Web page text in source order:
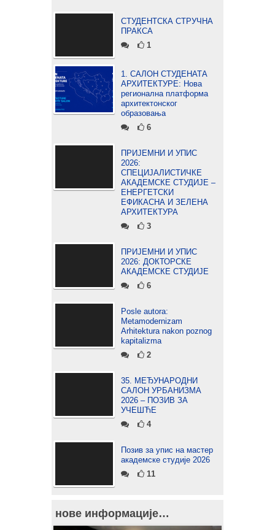
СТУДЕНТСКА СТРУЧНА
ПРАКСА
1
1. САЛОН СТУДЕНАТА
АРХИТЕКТУРЕ: Нова
регионална платформа
архитектонског
образовања
6
ПРИЈЕМНИ И УПИС
2026:
СПЕЦИЈАЛИСТИЧКЕ
АКАДЕМСКЕ СТУДИЈЕ –
ЕНЕРГЕТСКИ
ЕФИКАСНА И ЗЕЛЕНА
АРХИТЕКТУРА
3
ПРИЈЕМНИ И УПИС
2026: ДОКТОРСКЕ
АКАДЕМСКЕ СТУДИЈЕ
6
Posle autora:
Metamodernizam
Arhitektura nakon poznog
kapitalizma
2
35. МЕЂУНАРОДНИ
САЛОН УРБАНИЗМА
2026 – ПОЗИВ ЗА
УЧЕШЋЕ
4
Позив за упис на мастер
академске студије 2026
11
нове информације…